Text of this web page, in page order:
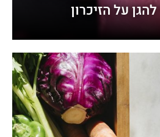
על הזיכרון